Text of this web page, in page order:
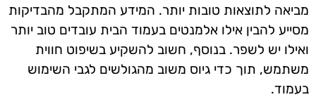
מביאה לתוצאות טובות יותר. המידע המתקבל מהבדיקות
מסייע להבין אילו אלמנטים בעמוד הבית עובדים טוב יותר
ואילו יש לשפר. בנוסף, חשוב להשקיע בשיפוט חווית
משתמש, תוך כדי גיוס משוב מהגולשים לגבי השימוש
בעמוד.